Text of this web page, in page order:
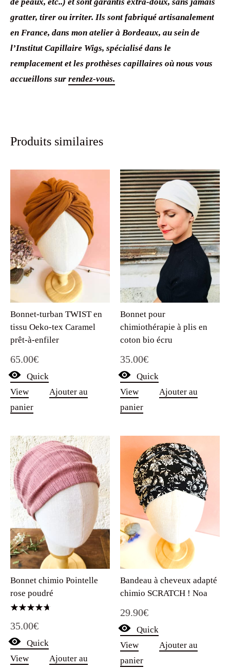
gratter, tirer ou irriter. Ils sont fabriqué artisanalement
en France, dans mon atelier à Bordeaux, au sein de
l’Institut Capillaire Wigs, spécialisé dans le
remplacement et les prothèses capillaires où nous vous
accueillons sur rendez-vous.
Produits similaires
Bonnet-turban TWIST en
tissu Oeko-tex Caramel
prêt-à-enfiler
65.00€
Quick
View
Ajouter au
panier
Bonnet pour
chimiothérapie à plis en
coton bio écru
35.00€
Quick
View
Ajouter au
panier
Bonnet chimio Pointelle
rose poudré
4.67
sur 5
35.00€
Quick
View
Ajouter au
Bandeau à cheveux adapté
chimio SCRATCH ! Noa
29.90€
Quick
View
Ajouter au
panier